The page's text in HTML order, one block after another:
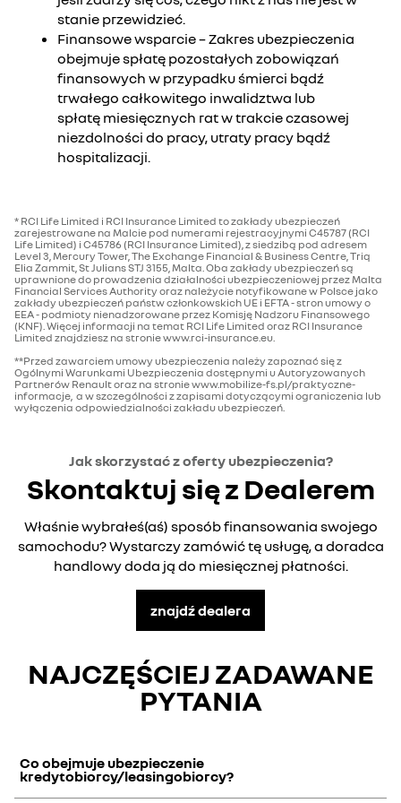
stanie przewidzieć.
Finansowe wsparcie – Zakres ubezpieczenia
obejmuje spłatę pozostałych zobowiązań
finansowych w przypadku śmierci bądź
trwałego całkowitego inwalidztwa lub
spłatę miesięcznych rat w trakcie czasowej
niezdolności do pracy, utraty pracy bądź
hospitalizacji.
* RCI Life Limited i RCI Insurance Limited to zakłady ubezpieczeń
zarejestrowane na Malcie pod numerami rejestracyjnymi C45787 (RCI
Life Limited) i C45786 (RCI Insurance Limited), z siedzibą pod adresem
Level 3, Mercury Tower, The Exchange Financial & Business Centre, Triq
Elia Zammit, St Julians STJ 3155, Malta. Oba zakłady ubezpieczeń są
uprawnione do prowadzenia działalności ubezpieczeniowej przez Malta
Financial Services Authority oraz należycie notyfikowane w Polsce jako
zakłady ubezpieczeń państw członkowskich UE i EFTA - stron umowy o
EEA - podmioty nienadzorowane przez Komisję Nadzoru Finansowego
(KNF). Więcej informacji na temat RCI Life Limited oraz RCI Insurance
Limited znajdziesz na stronie www.rci-insurance.eu.
**Przed zawarciem umowy ubezpieczenia należy zapoznać się z
Ogólnymi Warunkami Ubezpieczenia dostępnymi u Autoryzowanych
Partnerów Renault oraz na stronie www.mobilize-fs.pl/praktyczne-
informacje, a w szczególności z zapisami dotyczącymi ograniczenia lub
wyłączenia odpowiedzialności zakładu ubezpieczeń.
Jak skorzystać z oferty ubezpieczenia?
Skontaktuj się z Dealerem
Właśnie wybrałeś(aś) sposób finansowania swojego
samochodu? Wystarczy zamówić tę usługę, a doradca
handlowy doda ją do miesięcznej płatności.
znajdź dealera
NAJCZĘŚCIEJ ZADAWANE
PYTANIA
Co obejmuje ubezpieczenie
kredytobiorcy/leasingobiorcy?